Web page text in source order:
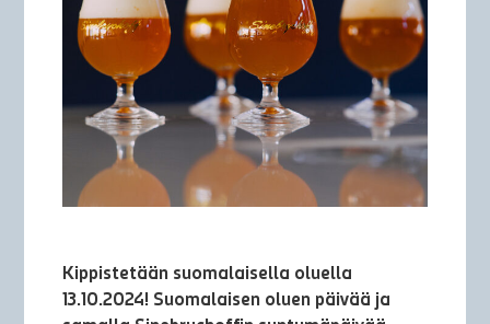
Kippistetään suomalaisella oluella
13.10.2024! Suomalaisen oluen päivää ja